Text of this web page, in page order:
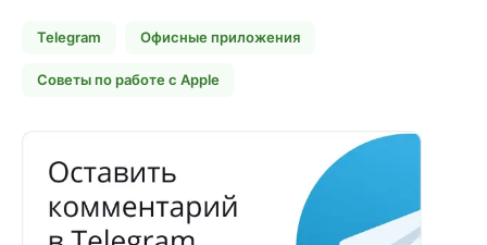
Telegram Офисные приложения
Советы по работе с Apple